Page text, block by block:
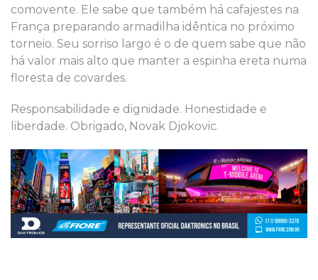
comovente. Ele sabe que também há cafajestes na
França preparando armadilha idêntica no próximo
torneio. Seu sorriso largo é o de quem sabe que não
há valor mais alto que manter a espinha ereta numa
floresta de covardes.
Responsabilidade e dignidade. Honestidade e
liberdade. Obrigado, Novak Djokovic.